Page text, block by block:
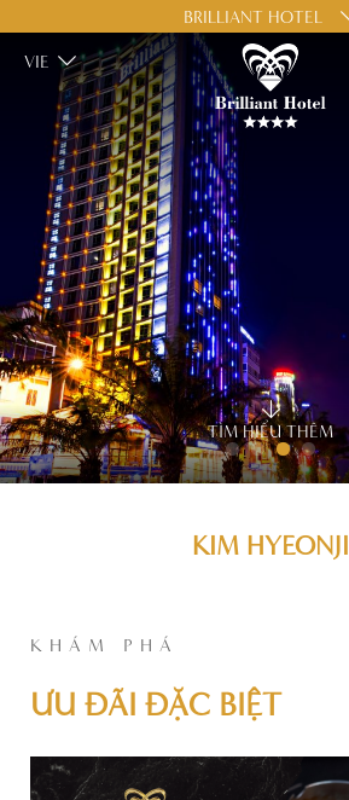
TÌM HIỂU THÊM
VIE
BRILLIANT HOTEL
KIM HYEONJI
KHÁM PHÁ
ƯU ĐÃI ĐẶC BIỆT